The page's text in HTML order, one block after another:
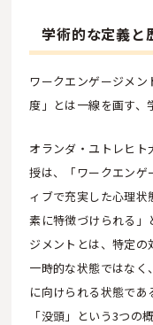
学術的な定義と
ワークエンゲージメン
度」とは一線を画す、
オランダ・ユトレヒ
授は、「ワークエンゲ
ィブで充実した心理状
素に特徴づけられる」
ジメントとは、特定の
一時的な状態ではな
に向けられる状態であ
「没頭」という3つの